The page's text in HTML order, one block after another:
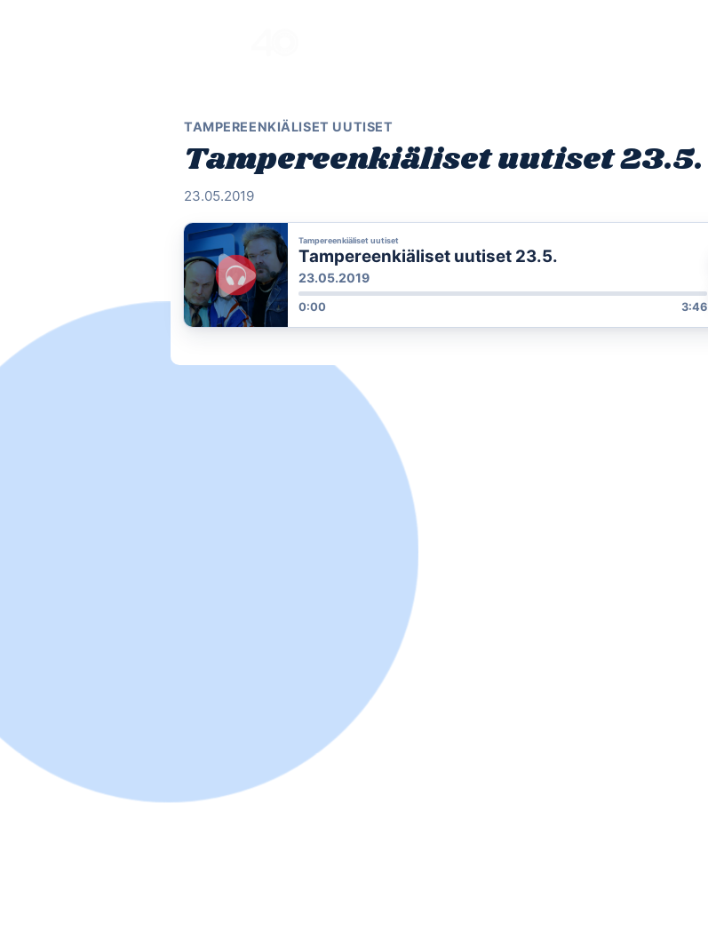
TAMPEREENKIÄLISET UUTISET
Tampereenkiäliset uutiset 23.5.
23.05.2019
Tampereenkiäliset uutiset
Tampereenkiäliset uutiset 23.5.
23.05.2019
0:00 3:46